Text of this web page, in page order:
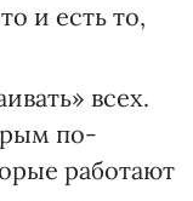
и есть то,
всех.
по-
работают